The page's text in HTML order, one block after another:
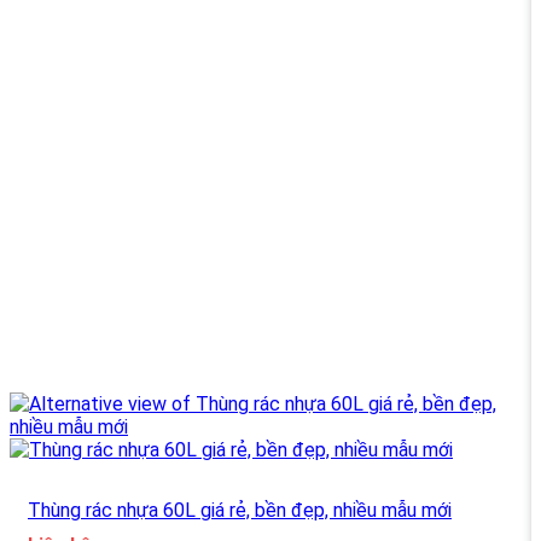
Thùng rác nhựa 60L giá rẻ, bền đẹp, nhiều mẫu mới